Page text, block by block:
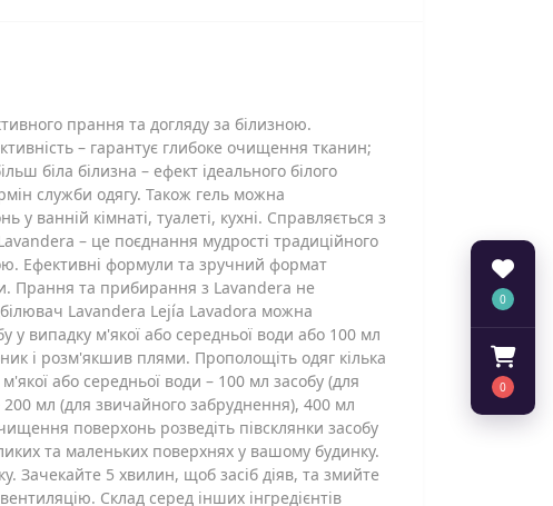
0
0
прання та догляду за білизною.
– гарантує глибоке очищення тканин;
біла білизна – ефект ідеального білого
служби одягу. Також гель можна
ванній кімнаті, туалеті, кухні. Справляється з
– це поєднання мудрості традиційного
Ефективні формули та зручний формат
Прання та прибирання з Lavandera не
Lavandera Lejía Lavadora можна
у випадку м'якої або середньої води або 100 мл
і розм'якшив плями. Прополощіть одяг кілька
або середньої води – 100 мл засобу (для
мл (для звичайного забруднення), 400 мл
поверхонь розведіть півсклянки засобу
та маленьких поверхнях у вашому будинку.
Зачекайте 5 хвилин, щоб засіб діяв, та змийте
Склад серед інших інгредієнтів